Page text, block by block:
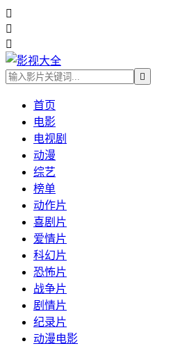




首页
电影
电视剧
动漫
综艺
榜单
动作片
喜剧片
爱情片
科幻片
恐怖片
战争片
剧情片
纪录片
动漫电影